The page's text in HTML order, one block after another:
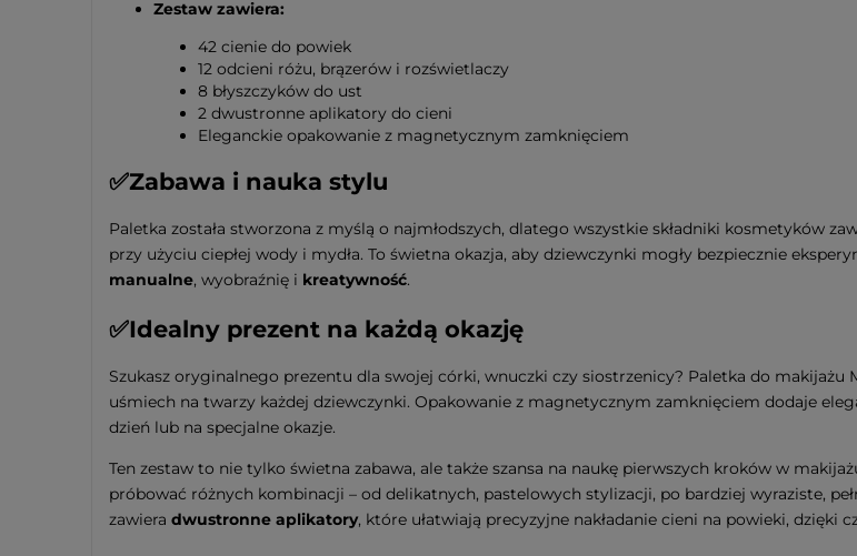
Zestaw zawiera:
42 cienie do powiek
12 odcieni różu, brązerów i rozświetlaczy
8 błyszczyków do ust
2 dwustronne aplikatory do cieni
Eleganckie opakowanie z magnetycznym zamknięciem
✅Zabawa i nauka stylu
Paletka została stworzona z myślą o najmłodszych, dlatego wszystkie składniki kosmetyków
przy użyciu ciepłej wody i mydła. To świetna okazja, aby dziewczynki mogły bezpiecznie
manualne, wyobraźnię i kreatywność.
✅Idealny prezent na każdą okazję
Szukasz oryginalnego prezentu dla swojej córki, wnuczki czy siostrzenicy? Paletka do
uśmiech na twarzy każdej dziewczynki. Opakowanie z magnetycznym zamknięciem dodaje
dzień lub na specjalne okazje.
Ten zestaw to nie tylko świetna zabawa, ale także szansa na naukę pierwszych kroków w
próbować różnych kombinacji – od delikatnych, pastelowych stylizacji, po bardziej wyraziste,
zawiera dwustronne aplikatory, które ułatwiają precyzyjne nakładanie cieni na powieki, dzięki